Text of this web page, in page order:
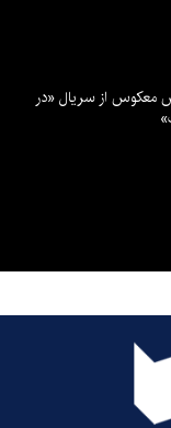
معکوس از سریال «در